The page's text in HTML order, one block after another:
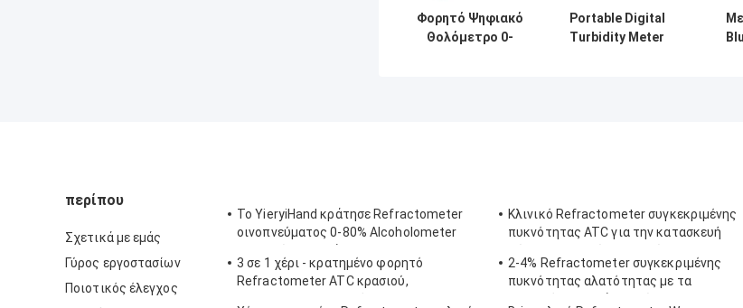
Φορητό Ψηφιακό
Θολόμετρο 0-
Portable Digital
Turbidity Meter
περίπου
Σχετικά με εμάς
Γύρος εργοστασίων
Ποιοτικός έλεγχος
Το YieryiHand κράτησε Refractometer
οινοπνεύματος 0-80% Alcoholometer
3 σε 1 χέρι - κρατημένο φορητό
Refractometer ATC κρασιού,
Κλινικό Refractometer συγκεκριμένης
πυκνότητας ATC για την κατασκευή
2-4% Refractometer συγκεκριμένης
πυκνότητας αλατότητας με τα